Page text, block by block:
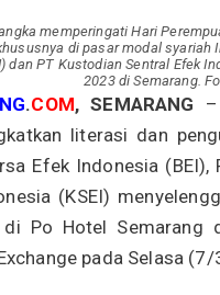
memperingati Hari
di pasar modal syariah
dan PT Kustodian Sentral Efek
2023 di Semarang.
.COM, SEMARANG
literasi dan
Efek Indonesia
(KSEI)
di Po Hotel Semarang
pada Selasa